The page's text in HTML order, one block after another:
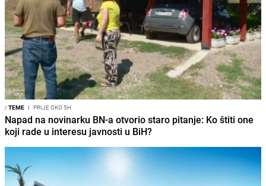
/TEME I PRIJE OKO 5H
Napad na novinarku BN-a otvorio staro pitanje: Ko štiti one
koji rade u interesu javnosti u BiH?